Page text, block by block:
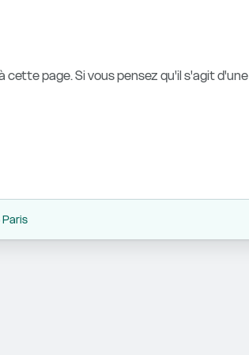
cette page. Si vous pensez qu'il s'agit d'une
Paris